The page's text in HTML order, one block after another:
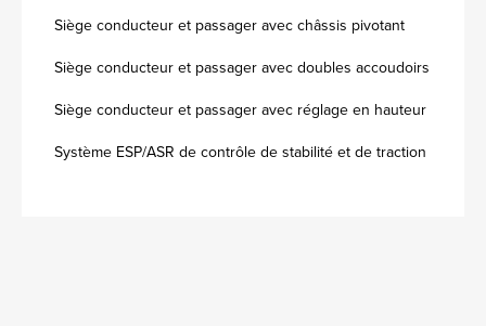
Siège conducteur et passager avec châssis pivotant
Siège conducteur et passager avec doubles accoudoirs
Siège conducteur et passager avec réglage en hauteur
Système ESP/ASR de contrôle de stabilité et de traction